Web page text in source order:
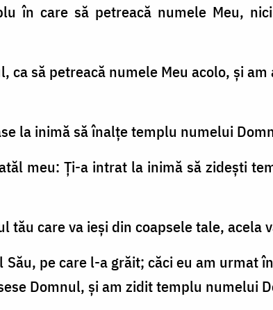
în care să petreacă numele Meu,
ca să petreacă numele Meu acolo, şi
la inimă să înalţe templu numelui
meu: Ți-a intrat la inimă să zideşti
tău care va ieşi din coapsele tale, acela
pe care l-a grăit; căci eu am urmat
Domnul, şi am zidit templu numelui